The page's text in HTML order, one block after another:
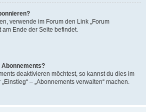
verwende im Forum den Link „Forum
am Ende der Seite befindet.
deaktivieren möchtest, so kannst du dies im
– „Abonnements verwalten“ machen.